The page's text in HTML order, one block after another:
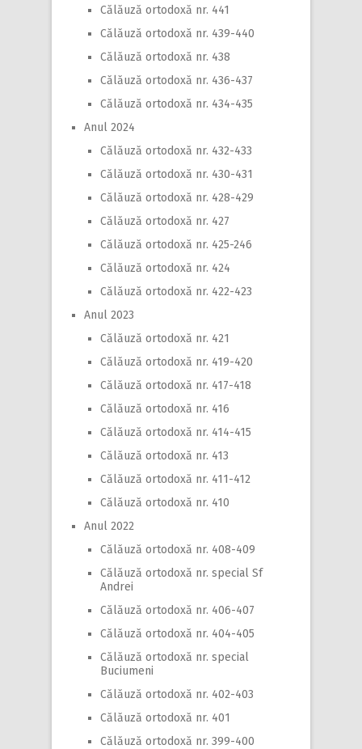
Călăuză ortodoxă nr. 441
Călăuză ortodoxă nr. 439-440
Călăuză ortodoxă nr. 438
Călăuză ortodoxă nr. 436-437
Călăuză ortodoxă nr. 434-435
Anul 2024
Călăuză ortodoxă nr. 432-433
Călăuză ortodoxă nr. 430-431
Călăuză ortodoxă nr. 428-429
Călăuză ortodoxă nr. 427
Călăuză ortodoxă nr. 425-246
Călăuză ortodoxă nr. 424
Călăuză ortodoxă nr. 422-423
Anul 2023
Călăuză ortodoxă nr. 421
Călăuză ortodoxă nr. 419-420
Călăuză ortodoxă nr. 417-418
Călăuză ortodoxă nr. 416
Călăuză ortodoxă nr. 414-415
Călăuză ortodoxă nr. 413
Călăuză ortodoxă nr. 411-412
Călăuză ortodoxă nr. 410
Anul 2022
Călăuză ortodoxă nr. 408-409
Călăuză ortodoxă nr. special Sf
Andrei
Călăuză ortodoxă nr. 406-407
Călăuză ortodoxă nr. 404-405
Călăuză ortodoxă nr. special
Buciumeni
Călăuză ortodoxă nr. 402-403
Călăuză ortodoxă nr. 401
Călăuză ortodoxă nr. 399-400